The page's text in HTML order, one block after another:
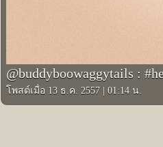
@buddyboowaggytails :
โพสต์เมื่อ 13 ธ.ค. 2557 01:14 น.